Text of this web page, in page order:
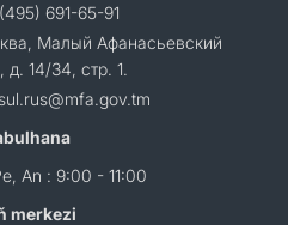
691-65-91
Малый Афанасьевский
д. 14/34, стр. 1.
An : 9:00 - 11:00
merkezi